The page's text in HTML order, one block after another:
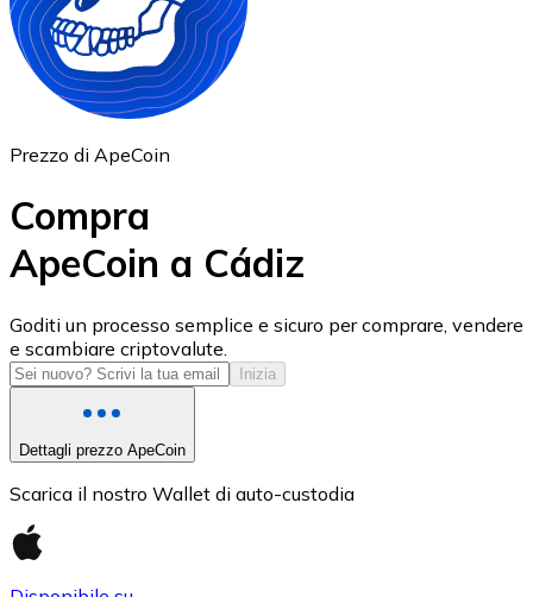
ETH
USD Coin
USDC
Prezzo di ApeCoin
Compra
ApeCoin a Cádiz
Goditi un processo semplice e sicuro per comprare, vendere
e scambiare criptovalute.
Inizia
Dettagli prezzo ApeCoin
Scarica il nostro Wallet di auto-custodia